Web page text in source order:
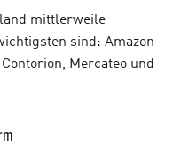
mittlerweile
sind: Amazon
Mercateo und